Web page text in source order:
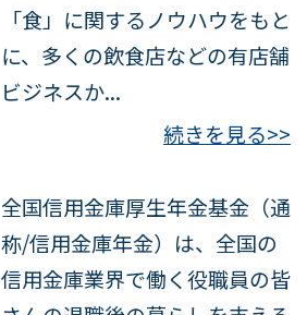
「食」に関するノウハウをもと
に、多くの飲食店などの有店舗
ビジネスか...
続きを見る>>
全国信用金庫厚生年金基金（通
称/信用金庫年金）は、全国の
信用金庫業界で働く役職員の皆